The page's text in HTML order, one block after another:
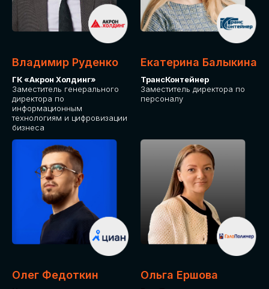
Владимир Руденко
ГК «Акрон Холдинг»
Заместитель генерального
директора по
информационным
технологиям и цифровизации
бизнеса
Екатерина Балыкина
ТрансКонтейнер
Заместитель директора по
персоналу
Олег Федоткин Ольга Ершова